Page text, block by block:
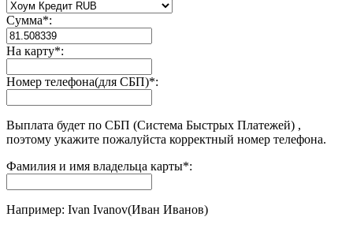
Сумма*:
На карту*:
Номер телефона(для СБП)*:
Выплата будет по СБП (Система Быстрых Платежей) ,
поэтому укажите пожалуйста корректный номер телефона.
Фамилия и имя владельца карты*:
Например: Ivan Ivanov(Иван Иванов)